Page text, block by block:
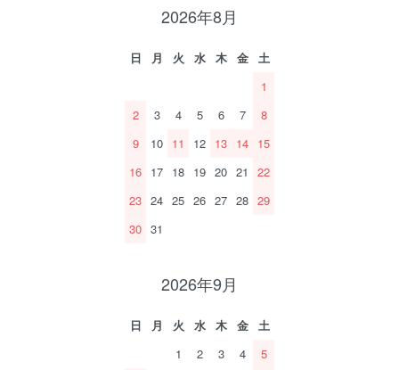
2026年8月
日 月 火 水 木 金
土
1
2
3 4 5 6 7
8
9
10 11 12 13 14 15
16 17 18 19 20 21
22
23 24 25 26 27 28 29
30 31
2026年9月
日 月 火 水 木 金
土
1
2 3 4 5